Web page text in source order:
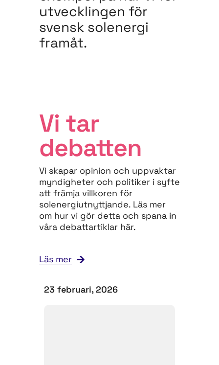
utvecklingen för
svensk solenergi
framåt.
Vi tar
debatten
Vi skapar opinion och uppvaktar
myndigheter och politiker i syfte
att främja villkoren för
solenergiutnyttjande. Läs mer
om hur vi gör detta och spana in
våra debattartiklar här.
Läs mer
23 februari, 2026